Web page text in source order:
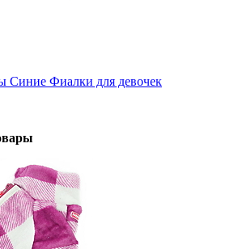
Синие Фиалки для девочек